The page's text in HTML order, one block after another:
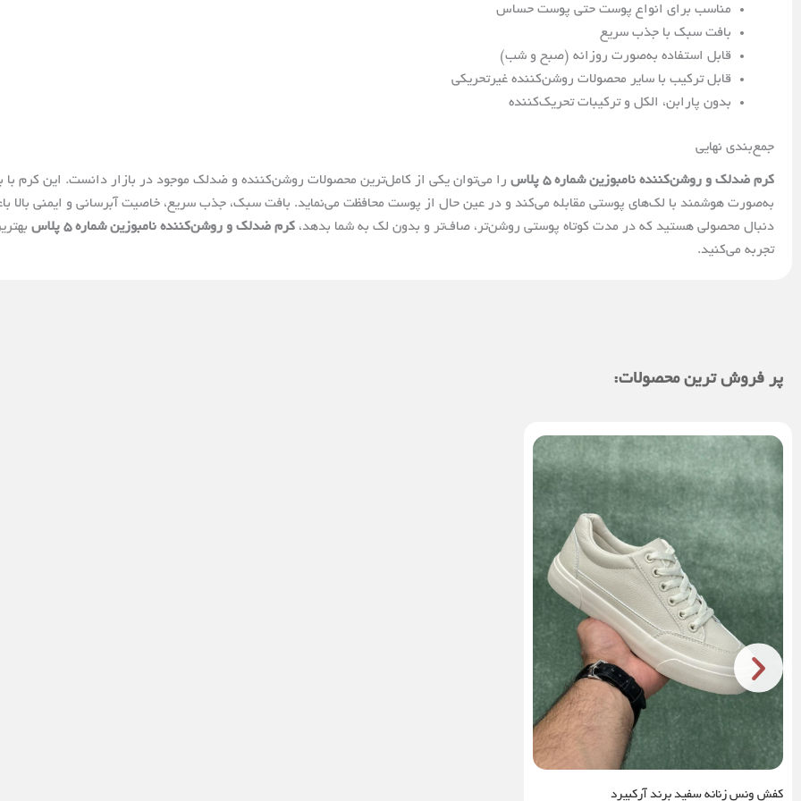
مناسب برای انواع پوست حتی پوست حساس
بافت سبک با جذب سریع
قابل استفاده به‌صورت روزانه (صبح و شب)
قابل ترکیب با سایر محصولات روشن‌کننده غیرتحریکی
بدون پارابن، الکل و ترکیبات تحریک‌کننده
جمع‌بندی نهایی
کرم ضدلک و روشن‌کننده نامبوزین شماره ۵ پلاس
به‌صورت هوشمند با لک‌های پوستی مقابله می‌کند و در عین حال از پوست محافظت می‌نماید. بافت سبک، جذب سریع، خاصیت آبرسانی و ایمنی بالا
دنبال محصولی هستید که در مدت کوتاه پوستی روشن‌تر، صاف‌تر و بدون لک به شما بدهد، کرم ضدلک و روشن‌کننده نامبوزین شماره ۵ پلاس
تجربه می‌کنید.
پر فروش ترین محصولات:
کفش ونس زنانه سفید برند آرکبیرد